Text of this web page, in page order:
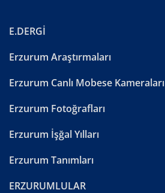
E.DERGİ
Erzurum Araştırmaları
Erzurum Canlı Mobese Kameraları
Erzurum Fotoğrafları
Erzurum İşğal Yılları
Erzurum Tanımları
ERZURUMLULAR